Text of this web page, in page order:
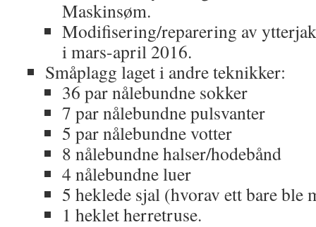
Maskinsøm.
Modifisering/reparering av
i mars-april 2016.
Småplagg laget i andre teknikker:
36 par nålebundne sokker
7 par nålebundne pulsvanter
5 par nålebundne votter
8 nålebundne halser/hodebånd
4 nålebundne luer
5 heklede sjal (hvorav ett bare ble
1 heklet herretruse.